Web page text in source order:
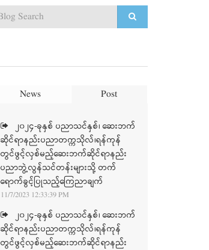
News Post
၂၀၂၄-ခုနှစ် ပညာသင်နှစ်၊ ဆေးဘက်
ဆိုင်ရာနည်းပညာတက္ကသိုလ်၊ရန်ကုန်
တွင်ဖွင့်လှစ်မည့်ဆေးဘက်ဆိုင်ရာနည်း
ပညာဘွဲ့လွန်သင်တန်းများသို့ တက်
ရောက်ခွင့်ပြုသည့်ကြေညာချက်
11/7/2023 12:33:39 PM
၂၀၂၄-ခုနှစ် ပညာသင်နှစ်၊ ဆေးဘက်
ဆိုင်ရာနည်းပညာတက္ကသိုလ်၊ရန်ကုန်
တွင်ဖွင့်လှစ်မည့်ဆေးဘက်ဆိုင်ရာနည်း